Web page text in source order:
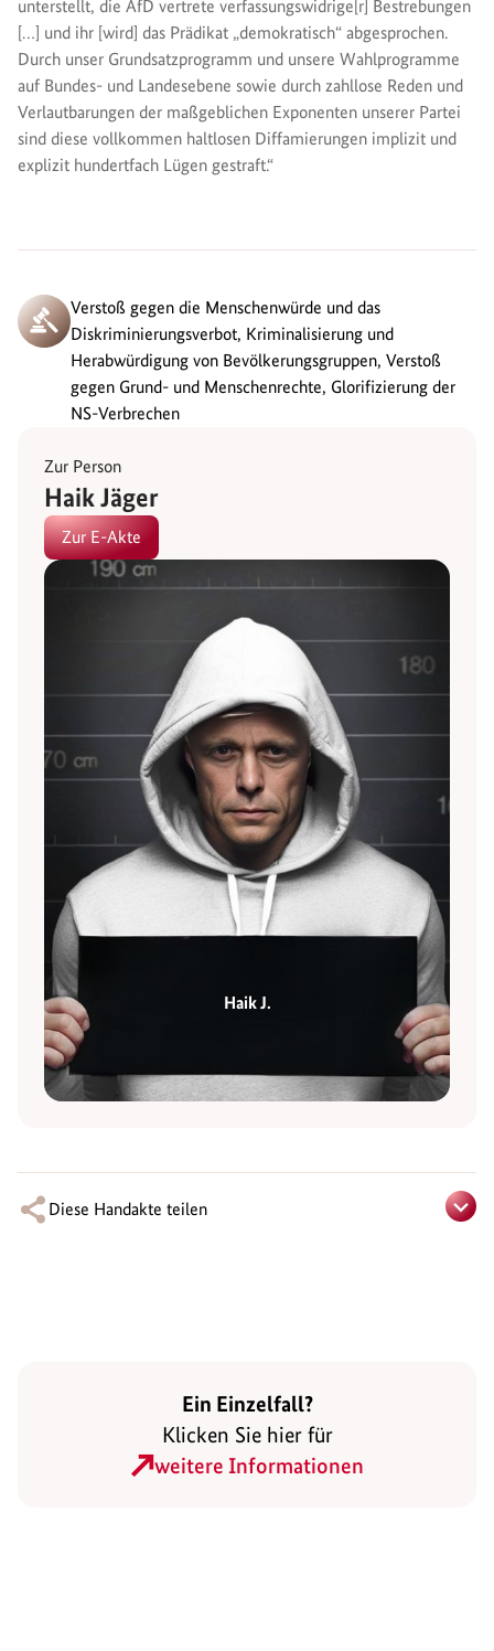
unterstellt, die AfD vertrete verfassungswidrige[r] Bestrebungen
[…] und ihr [wird] das Prädikat „demokratisch“ abgesprochen.
Durch unser Grundsatzprogramm und unsere Wahlprogramme
auf Bundes- und Landesebene sowie durch zahllose Reden und
Verlautbarungen der maßgeblichen Exponenten unserer Partei
sind diese vollkommen haltlosen Diffamierungen implizit und
explizit hundertfach Lügen gestraft.“
Verstoß gegen die Menschenwürde und das
Diskriminierungsverbot, Kriminalisierung und
Herabwürdigung von Bevölkerungsgruppen, Verstoß
gegen Grund- und Menschenrechte, Glorifizierung der
NS-Verbrechen
Zur Person
Haik Jäger
Zur E-Akte
Haik J.
Diese Handakte teilen
Ein Einzelfall?
Klicken Sie hier für
weitere Informationen